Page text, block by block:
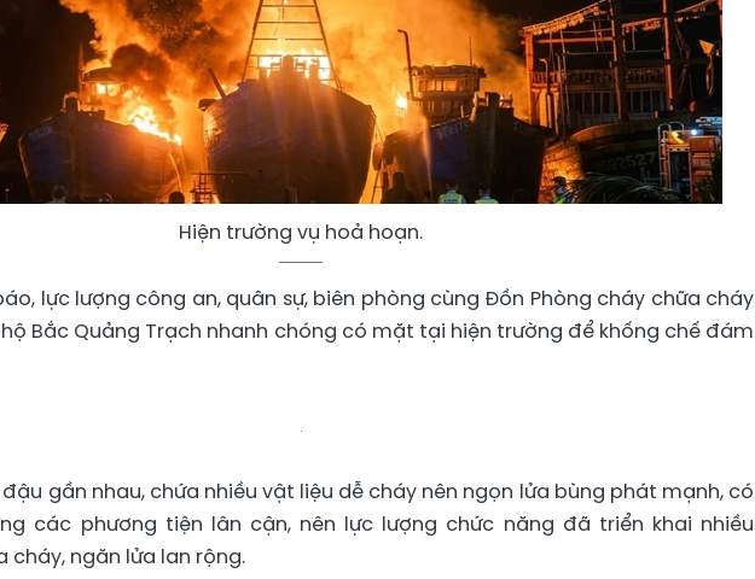
Hiện trường vụ hoả hoạn.
lực lượng công an, quân sự, biên phòng cùng Đồn Phòng cháy chữa cháy
Bắc Quảng Trạch nhanh chóng có mặt tại hiện trường để khống chế đám
gần nhau, chứa nhiều vật liệu dễ cháy nên ngọn lửa bùng phát mạnh, có
các phương tiện lân cận, nên lực lượng chức năng đã triển khai nhiều
cháy, ngăn lửa lan rộng.